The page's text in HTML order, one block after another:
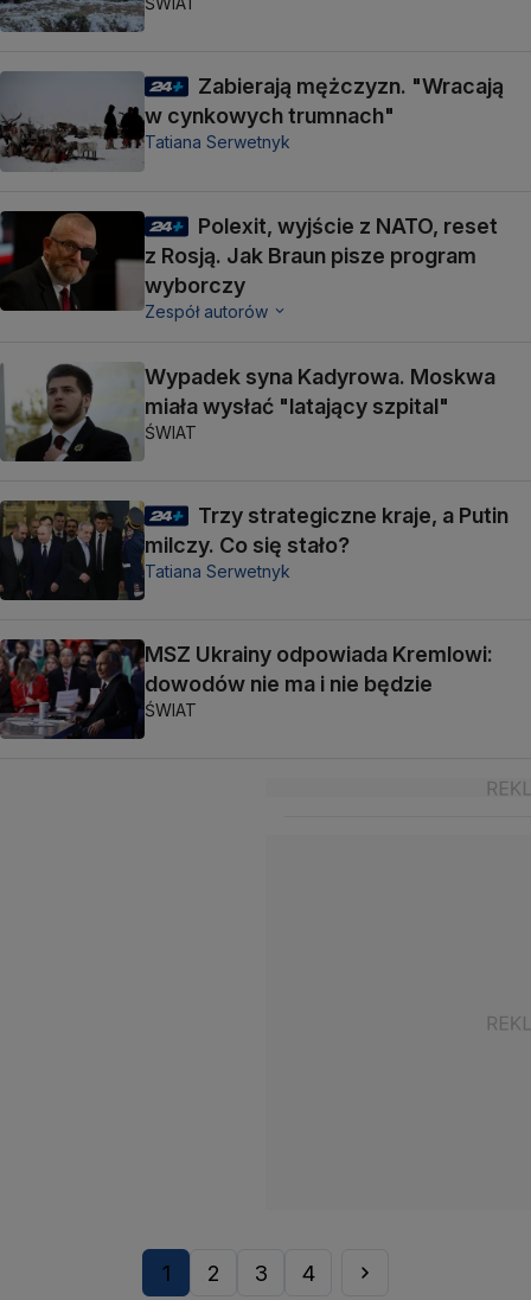
Zabierają mężczyzn. "Wracają
w cynkowych trumnach"
Tatiana Serwetnyk
Polexit, wyjście z NATO, reset
z Rosją. Jak Braun pisze program
wyborczy
Zespół autorów
Wypadek syna Kadyrowa. Moskwa
miała wysłać "latający szpital"
ŚWIAT
Trzy strategiczne kraje, a Putin
milczy. Co się stało?
Tatiana Serwetnyk
MSZ Ukrainy odpowiada Kremlowi:
dowodów nie ma i nie będzie
ŚWIAT
1 2 3 4